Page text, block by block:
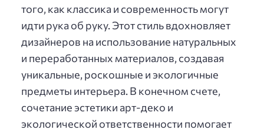
того, как классика и современность могут
идти рука об руку. Этот стиль вдохновляет
дизайнеров на использование натуральных
и переработанных материалов, создавая
уникальные, роскошные и экологичные
предметы интерьера. В конечном счете,
сочетание эстетики арт-деко и
экологической ответственности помогает